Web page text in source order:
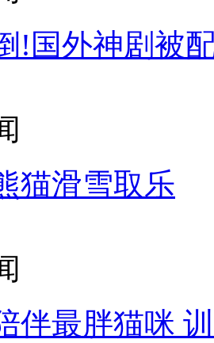
!国外神剧被
猫滑雪取乐
伴最胖猫咪